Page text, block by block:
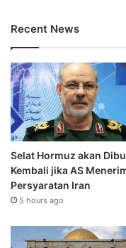
Recent News
Selat Hormuz akan
Kembali jika AS
Persyaratan Iran
5 hours ago